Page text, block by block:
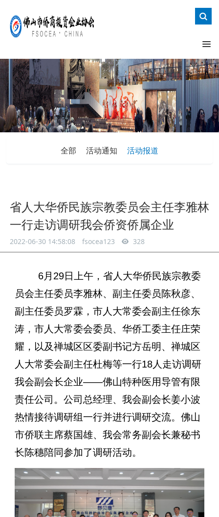
全部 活动通知 活动报道
省人大华侨民族宗教委员会主任李雅林
一行走访调研我会侨资侨属企业
2022-06-30 14:58:08 fsocea123 328
6月 29日上午，省人大华侨民族宗教委
员会主任委员李雅林、副主任委员陈秋彦、
副主任委员罗霖，市人大常委会副主任徐东
涛，市人大常委会委员、华侨工委主任庄荣
耀，以及禅城区区委副书记方岳明、禅城区
人大常委会副主任杜梅等一行18人走访调研
我会副会长企业——佛山特种医用导管有限
责任公司。公司总经理、我会副会长姜小波
热情接待调研组一行并进行调研交流。佛山
市侨联主席蔡国雄、我会常务副会长兼秘书
长陈穗陪同参加了调研活动。